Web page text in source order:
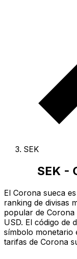
SEK
SEK -
El Corona sueca
ranking de divisas
popular de Corona
USD. El código de
símbolo monetario
tarifas de Corona